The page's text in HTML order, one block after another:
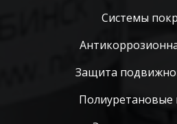
Системы
Защита
Полиуретановые